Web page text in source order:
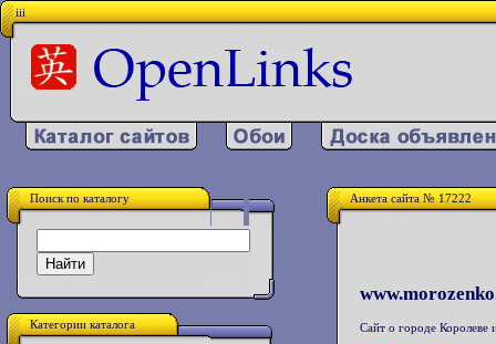
iii
Поиск по каталогу
Категории каталога
Анкета сайта № 17222
Сайт о городе